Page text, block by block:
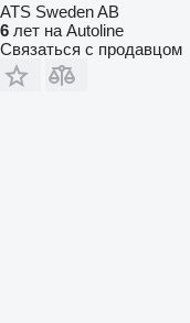
ATS Sweden AB
6 лет на Autoline
Связаться с продавцом